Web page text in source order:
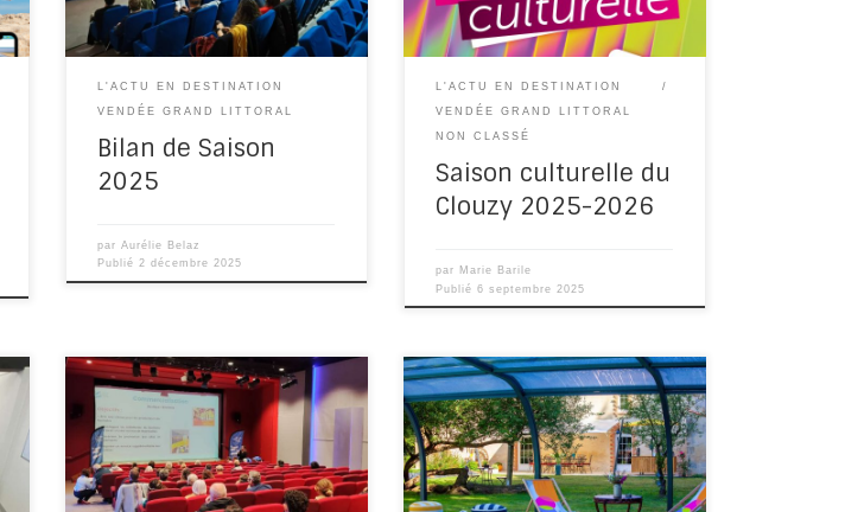
L'ACTU EN DESTINATION
VENDÉE GRAND LITTORAL
Bilan de Saison
2025
parAurélie Belaz
Publié2 décembre 2025
culturel du Clouzy : […]
L'ACTU EN DESTINATION
VENDÉE GRAND LITTORAL
NON CLASSÉ
Saison culturelle du
Clouzy 2025-2026
par Marie Barile
Publié6 septembre 2025
L’Office de Tourisme Destination
Vendée Grand Littoral réunissait
jeudi dernier les professionnels
du tourisme de son territoire pour
dresser le […]
Une loi qui intervient sur le volet
fiscal … Après des mois de
tractations, le feuilleton de la loi
de […]